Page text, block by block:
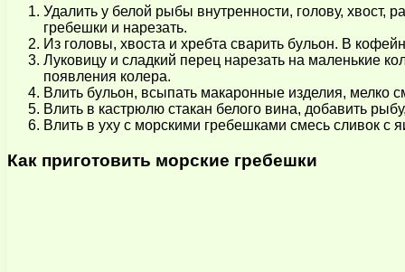
Удалить у белой рыбы внутренности, голову, хвост,
гребешки и нарезать.
Из головы, хвоста и хребта сварить бульон. В
Луковицу и сладкий перец нарезать на маленькие
появления колера.
Влить бульон, всыпать макаронные изделия, мелко
Влить в кастрюлю стакан белого вина, добавить
Влить в уху с морскими гребешками смесь сливок с
Как приготовить морские гребешки